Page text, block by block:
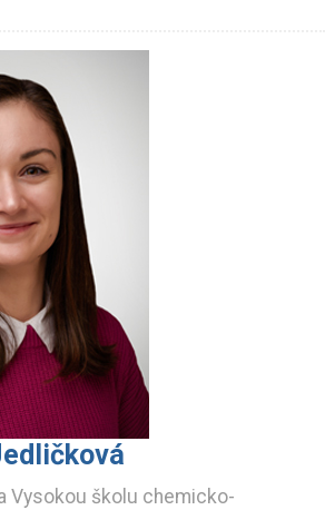
Vysokou školu chemicko-